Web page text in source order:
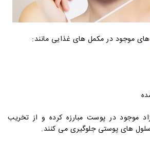
های موجود در مکمل های غذایی مانند:
موجود در پوست مبارزه کرده و از تخریب
های پوستی جلوگیری می کنند.